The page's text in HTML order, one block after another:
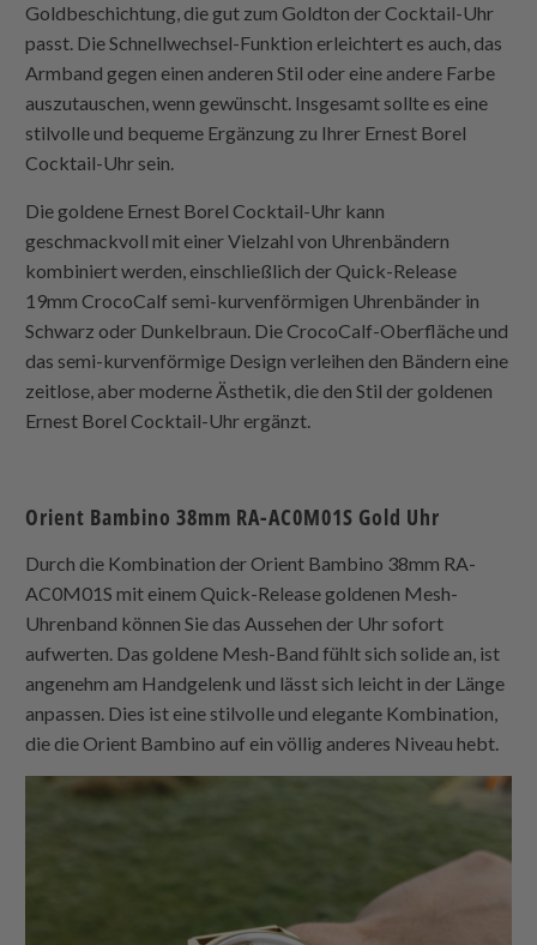
Goldbeschichtung, die gut zum Goldton der Cocktail-Uhr
passt. Die Schnellwechsel-Funktion erleichtert es auch, das
Armband gegen einen anderen Stil oder eine andere Farbe
auszutauschen, wenn gewünscht. Insgesamt sollte es eine
stilvolle und bequeme Ergänzung zu Ihrer Ernest Borel
Cocktail-Uhr sein.
Die goldene Ernest Borel Cocktail-Uhr kann
geschmackvoll mit einer Vielzahl von Uhrenbändern
kombiniert werden, einschließlich der Quick-Release
19mm CrocoCalf semi-kurvenförmigen Uhrenbänder in
Schwarz oder Dunkelbraun. Die CrocoCalf-Oberfläche und
das semi-kurvenförmige Design verleihen den Bändern eine
zeitlose, aber moderne Ästhetik, die den Stil der goldenen
Ernest Borel Cocktail-Uhr ergänzt.
Orient Bambino 38mm RA-AC0M01S Gold Uhr
Durch die Kombination der Orient Bambino 38mm RA-
AC0M01S mit einem Quick-Release goldenen Mesh-
Uhrenband können Sie das Aussehen der Uhr sofort
aufwerten. Das goldene Mesh-Band fühlt sich solide an, ist
angenehm am Handgelenk und lässt sich leicht in der Länge
anpassen. Dies ist eine stilvolle und elegante Kombination,
die die Orient Bambino auf ein völlig anderes Niveau hebt.